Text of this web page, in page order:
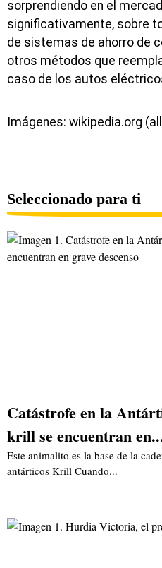
sorprendiendo en el
significativamente, sobre
de sistemas de ahorro de
otros métodos que
caso de los autos
Imágenes: wikipedia.org
Seleccionado para ti
Catástrofe en la
krill se encuentran
Este animalito es la base de la
antárticos Krill Cuando...